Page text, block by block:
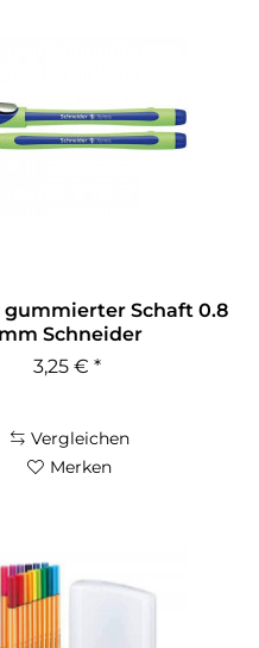
gummierter Schaft 0.8
mm Schneider
3,25 € *
Vergleichen
Merken